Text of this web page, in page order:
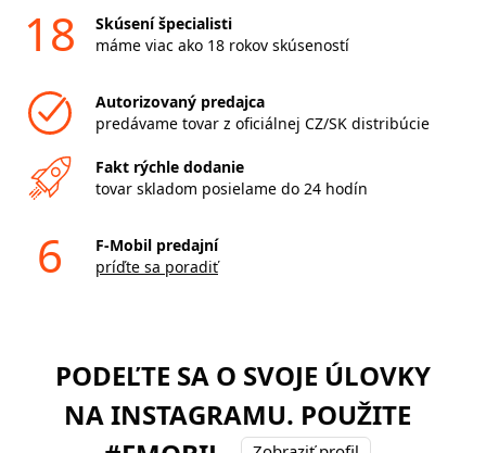
18
Skúsení špecialisti
máme viac ako 18 rokov skúseností
Autorizovaný predajca
predávame tovar z oficiálnej CZ/SK distribúcie
Fakt rýchle dodanie
tovar skladom posielame do 24 hodín
6
F-Mobil predajní
príďte sa poradiť
PODEĽTE SA O SVOJE ÚLOVKY
NA INSTAGRAMU. POUŽITE